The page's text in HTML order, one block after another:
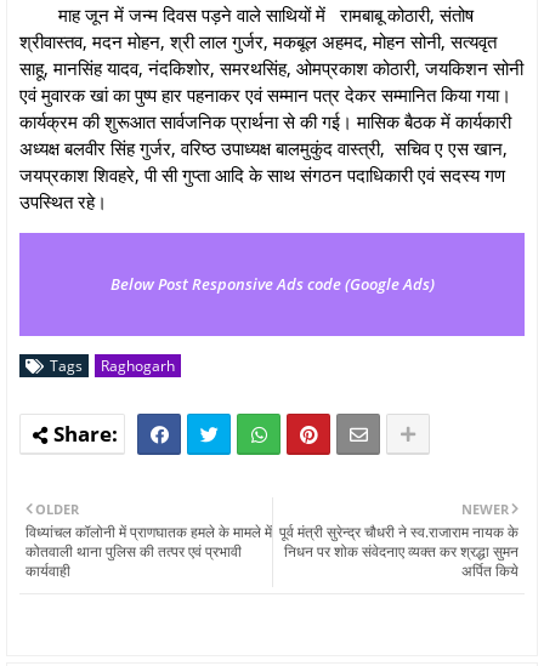
माह जून में जन्म दिवस पड़ने वाले साथियों में रामबाबू कोठारी, संतोष
श्रीवास्तव, मदन मोहन, श्री लाल गुर्जर, मकबूल अहमद, मोहन सोनी, सत्यवृत
साहू, मानसिंह यादव, नंदकिशोर, समरथसिंह, ओमप्रकाश कोठारी, जयकिशन सोनी
एवं मुवारक खां का पुष्प हार पहनाकर एवं सम्मान पत्र देकर सम्मानित किया गया।
कार्यक्रम की शुरूआत सार्वजनिक प्रार्थना से की गई। मासिक बैठक में कार्यकारी
अध्यक्ष बलवीर सिंह गुर्जर, वरिष्ठ उपाध्यक्ष बालमुकुंद वास्त्री, सचिव ए एस खान,
जयप्रकाश शिवहरे, पी सी गुप्ता आदि के साथ संगठन पदाधिकारी एवं सदस्य गण
उपस्थित रहे।
Below Post Responsive Ads code (Google Ads)
Tags Raghogarh
NEWER
पूर्व मंत्री सुरेन्द्र चौधरी ने स्व.राजाराम नायक के
निधन पर शोक संवेदनाए व्यक्त कर श्रद्धा सुमन
अर्पित किये
OLDER
विध्यांचल कॉलोनी में प्राणघातक हमले के मामले में
कोतवाली थाना पुलिस की तत्पर एवं प्रभावी
कार्यवाही